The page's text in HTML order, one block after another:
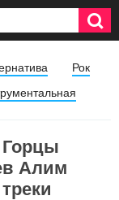
Рок
Алим